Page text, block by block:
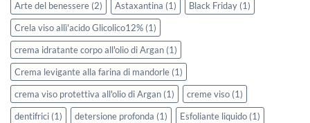
Arte del benessere (2) Astaxantina (1) Black Friday (1)
Crela viso allì'acido Glicolico12% (1)
crema idratante corpo all'olio di Argan (1)
Crema levigante alla farina di mandorle (1)
crema viso protettiva all'olio di Argan (1) creme viso (1)
dentifrici (1) detersione profonda (1) Esfoliante liquido (1)